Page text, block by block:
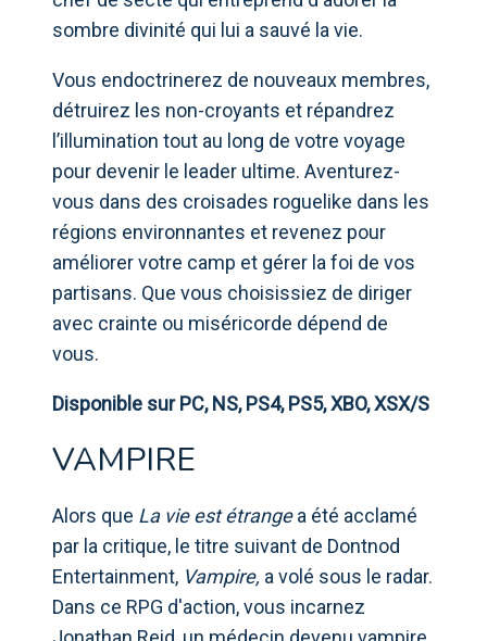
sombre divinité qui lui a sauvé la vie.
Vous endoctrinerez de nouveaux membres,
détruirez les non-croyants et répandrez
l’illumination tout au long de votre voyage
pour devenir le leader ultime. Aventurez-
vous dans des croisades roguelike dans les
régions environnantes et revenez pour
améliorer votre camp et gérer la foi de vos
partisans. Que vous choisissiez de diriger
avec crainte ou miséricorde dépend de
vous.
Disponible sur PC, NS, PS4, PS5, XBO, XSX/S
VAMPIRE
Alors que La vie est étrangea été acclamé
par la critique, le titre suivant de Dontnod
Entertainment, Vampire, a volé sous le radar.
Dans ce RPG d'action, vous incarnez